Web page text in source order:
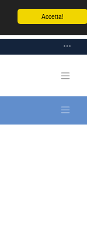
Accetta!